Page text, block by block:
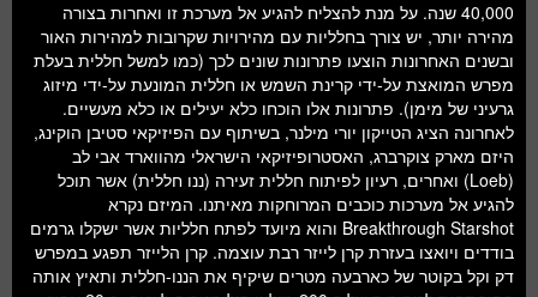
40,000 שנה. על מנת להצליח להגיע אל מערכת זו ואחרות בצורה
מהירה יותר, יש צורך בחלליות עם מהירויות שקרובות למהירות האור
ובשנים האחרונות הוצעו פתרונות שונים לכך (כמו למשל חללית בעלת
מפרש המואצת על-ידי קרינת השמש או חללית המונעת על-ידי מיזוג
גרעיני של מימן). פתרונות אלו הוכחו כלא יעילים או כלא מעשיים.
לאחרונה הציג הטייקון יורי מילנר, בשיתוף עם הפיזיקאי סטיבן הוקינג,
היזם מארק צוקרברג, האסטרופיזיקאי הישראלי מהווארד אבי לב
(Loeb) ואחרים, רעיון לפיתוח חללית זעירה (ננו חללית) אשר תוכל
להגיע אל מערכות כוכבים המרוחקות מאיתנו. המיזם נקרא
Breakthrough Starshot והוא מיועד לפתח חלליות אשר ישקלו גרמים
בודדים ויואצו בעזרת קרן לייזר רבת עוצמה. קרן הלייזר תפגע במפרש
דק וקל בקוטר של כארבעה מטרים שיקיף את הננו-חללית ותאיץ אותה